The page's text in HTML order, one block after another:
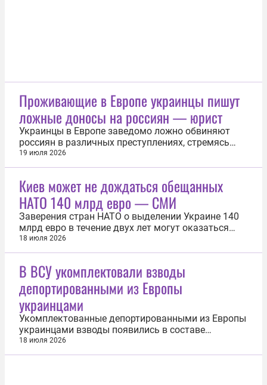
Проживающие в Европе украинцы пишут
ложные доносы на россиян — юрист
Украинцы в Европе заведомо ложно обвиняют
россиян в различных преступлениях, стремясь
добавить им проблемы с законом. Об этом
рассказал португальский аналитик и юрист
и со стороны украинцев в разных странах
Евросоюза, в том числе в Португалии, чтобы...
19 июля 2026
Киев может не дождаться обещанных
НАТО 140 млрд евро — СМИ
Заверения стран НАТО о выделении Украине 140
млрд евро в течение двух лет могут оказаться
невыполнимыми. Такое предположение
высказали авторы швейцарской газеты Neue
Кильского института мировой экономики (IfW). По
итогам саммита НАТО в Анкаре участники в...
18 июля 2026
В ВСУ укомплектовали взводы
депортированными из Европы
украинцами
Укомплектованные депортированными из Европы
украинцами взводы появились в составе
теробороны Вооруженных сил Украины на
сумском направлении. Об этом сообщили в
18 июля 2026